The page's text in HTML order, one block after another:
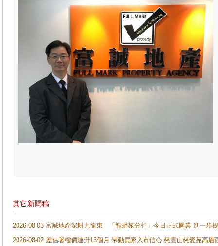
其它新聞稿
2026-08-03 富誠地產深耕九龍東 「龍蟠苑分行」今日正式開業 進一步
2026-08-02 差估署樓價連升13個月 帶動買家入市信心 慈雲山慈愛苑高層